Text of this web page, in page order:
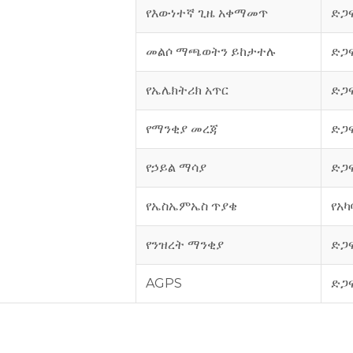
የእውነተኛ ጊዜ አቀማመጥ
መልሶ ማጫወትን ይከታተሉ
የኤሌክትሪክ አጥር
የማንቂያ መረጃ
የኃይል ማሳያ
የኤስኤምኤስ ጥያቄ
የንዝረት ማንቂያ
AGPS